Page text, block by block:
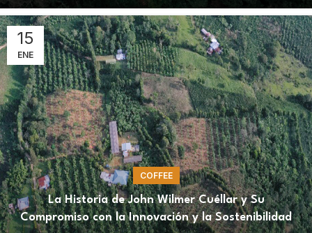
15
ENE
COFFEE
La Historia de John Wilmer Cuéllar y Su
Compromiso con la Innovación y la Sostenibilidad